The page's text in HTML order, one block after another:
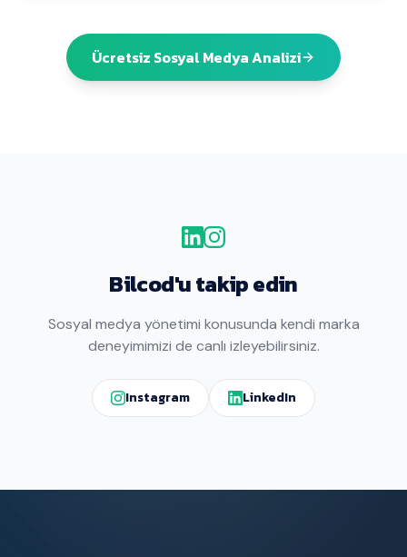
Ücretsiz Sosyal Medya Analizi
Bilcod'u takip edin
Sosyal medya yönetimi konusunda kendi marka
deneyimimizi de canlı izleyebilirsiniz.
Instagram LinkedIn